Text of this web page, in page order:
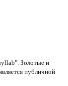
Золотые и
публичной